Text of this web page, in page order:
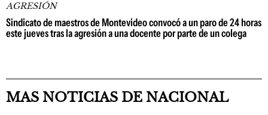
AGRESIÓN
Sindicato de maestros de Montevideo convocó a un paro de 24 horas
este jueves tras la agresión a una docente por parte de un colega
MAS NOTICIAS DE NACIONAL